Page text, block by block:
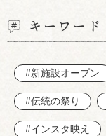
キーワード
#新施設オープン
#伝統の祭り
#インスタ映え